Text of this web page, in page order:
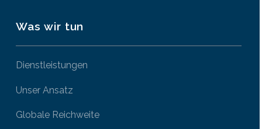
Was wir tun
Dienstleistungen
Unser Ansatz
Globale Reichweite